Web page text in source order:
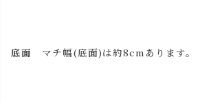
底面 マチ幅(底面)は約8cmあります。